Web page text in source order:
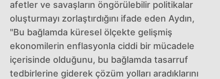
afetler ve savaşların öngörülebilir politikalar
oluşturmayı zorlaştırdığını ifade eden Aydın,
"Bu bağlamda küresel ölçekte gelişmiş
ekonomilerin enflasyonla ciddi bir mücadele
içerisinde olduğunu, bu bağlamda tasarruf
tedbirlerine giderek çözüm yolları aradıklarını